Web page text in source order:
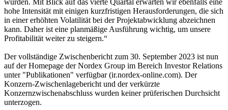
hohe Intensität mit einigen kurzfristigen Herausforderungen, die sich
in einer erhöhten Volatilität bei der Projektabwicklung abzeichnen
kann. Daher ist eine planmäßige Ausführung wichtig, um unsere
Profitabilität weiter zu steigern.“
Der vollständige Zwischenbericht zum 30. September 2023 ist nun
auf der Homepage der Nordex Group im Bereich Investor Relations
unter "Publikationen" verfügbar (ir.nordex-online.com). Der
Konzern-Zwischenlagebericht und der verkürzte
Konzernzwischenabschluss wurden keiner prüferischen Durchsicht
unterzogen.